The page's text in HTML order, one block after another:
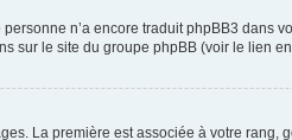
n’a encore traduit phpBB3 dans
sur le site du groupe phpBB (voir le lien
La première est associée à votre